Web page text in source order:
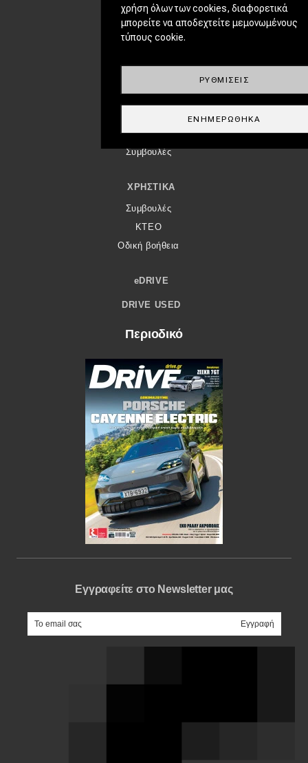
Νέα
Παρουσιάσεις
Οδηγός αγοράς
Συμβουλές
ΧΡΗΣΤΙΚΆ
Συμβουλές
ΚΤΕΟ
Οδική βοήθεια
eDRIVE
DRIVE USED
Περιοδικό
Εγγραφείτε στο Newsletter μας
e-mail
χρήση όλων των cookies, διαφορετικά
μπορείτε να αποδεχτείτε μεμονωμένους
τύπους cookie.
ΡΥΘΜΊΣΕΙΣ
ΕΝΗΜΕΡΏΘΗΚΑ